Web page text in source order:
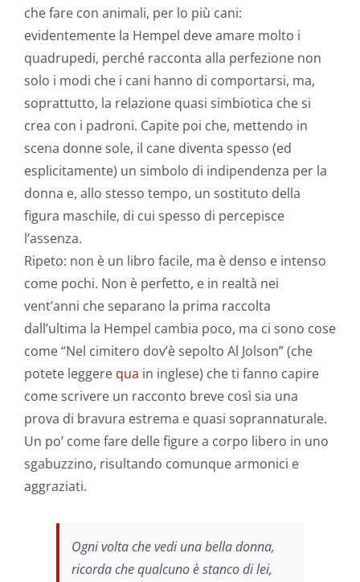
che fare con animali, per lo più cani:
evidentemente la Hempel deve amare molto i
quadrupedi, perché racconta alla perfezione non
solo i modi che i cani hanno di comportarsi, ma,
soprattutto, la relazione quasi simbiotica che si
crea con i padroni. Capite poi che, mettendo in
scena donne sole, il cane diventa spesso (ed
esplicitamente) un simbolo di indipendenza per la
donna e, allo stesso tempo, un sostituto della
figura maschile, di cui spesso di percepisce
l’assenza.
Ripeto: non è un libro facile, ma è denso e intenso
come pochi. Non è perfetto, e in realtà nei
vent’anni che separano la prima raccolta
dall’ultima la Hempel cambia poco, ma ci sono cose
come “Nel cimitero dov’è sepolto Al Jolson” (che
potete leggere qua in inglese) che ti fanno capire
come scrivere un racconto breve così sia una
prova di bravura estrema e quasi soprannaturale.
Un po’ come fare delle figure a corpo libero in uno
sgabuzzino, risultando comunque armonici e
aggraziati.
Ogni volta che vedi una bella donna,
ricorda che qualcuno è stanco di lei,